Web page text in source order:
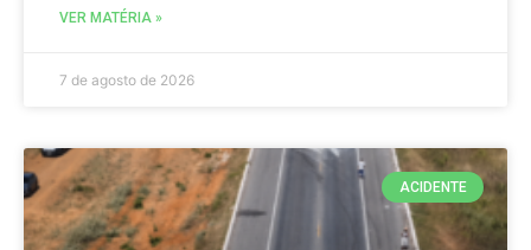
VER MATÉRIA »
7 de agosto de 2026
ACIDENTE